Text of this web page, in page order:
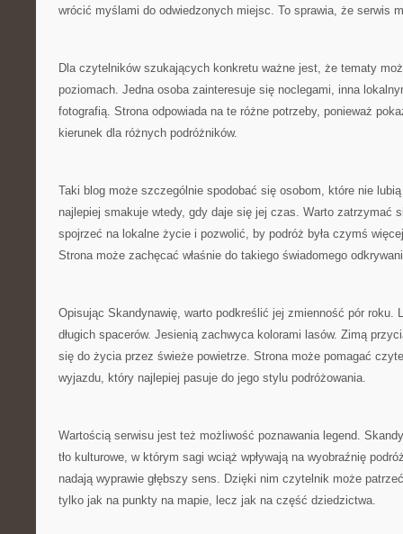
wrócić myślami do odwiedzonych miejsc. To sprawia, że serwis
Dla czytelników szukających konkretu ważne jest, że tematy
poziomach. Jedna osoba zainteresuje się noclegami, inna
fotografią. Strona odpowiada na te różne potrzeby, ponieważ
kierunek dla różnych podróżników.
Taki blog może szczególnie spodobać się osobom, które nie
najlepiej smakuje wtedy, gdy daje się jej czas. Warto zatrzymać
spojrzeć na lokalne życie i pozwolić, by podróż była czymś
Strona może zachęcać właśnie do takiego świadomego
Opisując Skandynawię, warto podkreślić jej zmienność pór roku.
długich spacerów. Jesienią zachwyca kolorami lasów. Zimą
się do życia przez świeże powietrze. Strona może pomagać
wyjazdu, który najlepiej pasuje do jego stylu podróżowania.
Wartością serwisu jest też możliwość poznawania legend.
tło kulturowe, w którym sagi wciąż wpływają na wyobraźnię
nadają wyprawie głębszy sens. Dzięki nim czytelnik może
tylko jak na punkty na mapie, lecz jak na część dziedzictwa.